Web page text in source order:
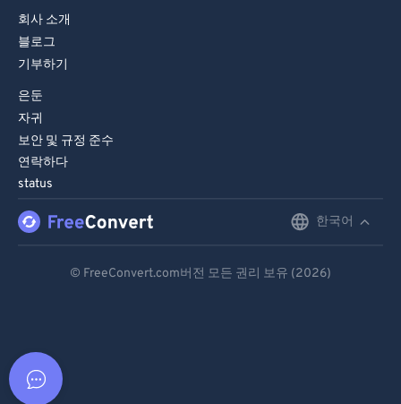
회사 소개
블로그
기부하기
은둔
자귀
보안 및 규정 준수
연락하다
status
한국어
© FreeConvert.com버전 모든 권리 보유 (2026)